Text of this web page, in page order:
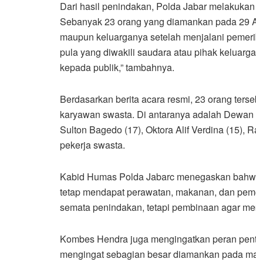
Dari hasil penindakan, Polda Jabar
Sebanyak 23 orang yang diamankan pada
maupun keluarganya setelah menjalani
pula yang diwakili saudara atau pihak
kepada publik,” tambahnya.
Berdasarkan berita acara resmi, 23 orang
karyawan swasta. Di antaranya adalah
Sulton Bagedo (17), Oktora Alif Verdina (15),
pekerja swasta.
Kabid Humas Polda Jabarc menegaskan
tetap mendapat perawatan, makanan, dan
semata penindakan, tetapi pembinaan agar
Kombes Hendra juga mengingatkan peran
mengingat sebagian besar diamankan pada